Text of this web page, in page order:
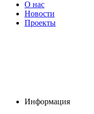
О нас
Новости
Проекты
Информация